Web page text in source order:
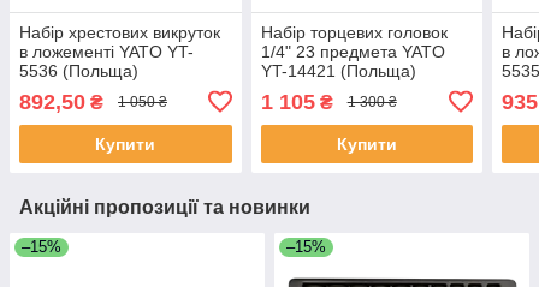
Набір хрестових викруток
в ложементі YATO YT-
5536 (Польща)
892,50 ₴ 1 050 ₴
Купити
Набір торцевих головок
1/4" 23 предмета YATO
YT-14421 (Польща)
1 105₴ 1 300 ₴
Купити
в
935
Акційні пропозиції та новинки
–15% –15%